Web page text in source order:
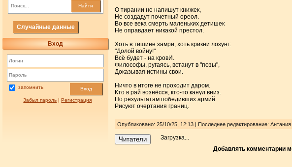
Найти
Случайные данные
Вход
запомнить Вход
Забыл пароль |Регистрация
О тирании не напишут книжек,
Не создадут почетный ореол.
Во все века смерть маленьких детишек
Не оправдает никакой престол.
Хоть в тишине замри, хоть крикни лозунг:
"Долой войну!"
Всё будет - на кровИ.
Философы, ругаясь, встанут в "позы",
Доказывая истины свои.
Ничто в итоге не проходит даром.
Кто в рай вознёсся, кто-то канул вниз.
По результатам победивших армий
Рисуют очертания границ.
Опубликовано: 25/10/25, 12:13 | Последнее редактирование:
Читатели
Загрузка...
Добавлять комментарии